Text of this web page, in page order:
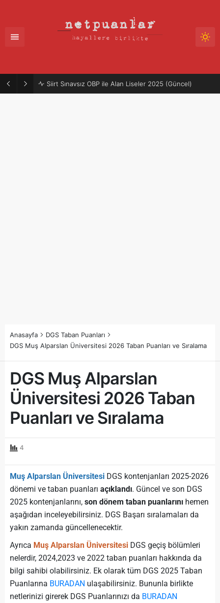
Siirt Sınavsız OBP ile Alan Liseler 2025 (Güncel)
Anasayfa
DGS Taban Puanları
DGS Muş Alparslan Üniversitesi 2026 Taban Puanları ve Sıralama
DGS Muş Alparslan
Üniversitesi 2026 Taban
Puanları ve Sıralama
4
Muş Alparslan Üniversitesi DGS kontenjanları 2025-2026
dönemi ve taban puanları açıklandı. Güncel ve son DGS
2025 kontenjanlarını, son dönem taban puanlarını hemen
aşağıdan inceleyebilirsiniz. DGS Başarı sıralamaları da
yakın zamanda güncellenecektir.
Ayrıca Muş Alparslan Üniversitesi DGS geçiş bölümleri
nelerdir, 2024,2023 ve 2022 taban puanları hakkında da
bilgi sahibi olabilirsiniz. Ek olarak tüm DGS 2025 Taban
Puanlarına BURADAN ulaşabilirsiniz. Bununla birlikte
netlerinizi girerek DGS Puanlarınızı da BURADAN